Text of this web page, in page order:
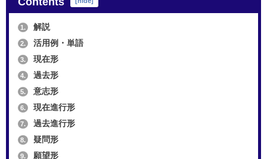
1. 解説
2. 活用例・単語
3. 現在形
4. 過去形
5. 意志形
6. 現在進行形
7. 過去進行形
8. 疑問形
9. 願望形